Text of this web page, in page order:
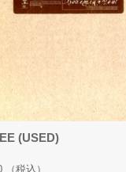
(USED)
（税込）